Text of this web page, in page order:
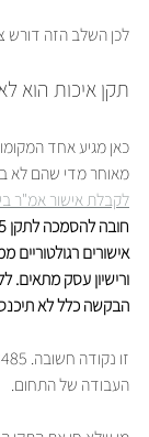
לכן השלב הזה דורש
תקן איכות הוא
כאן מגיע אחד
מאוחר מדי שהם לא
לקבלת אישור אמ"ר
ורישיון עסק מתאים.
הבקשה כלל לא
העבודה של התחום.